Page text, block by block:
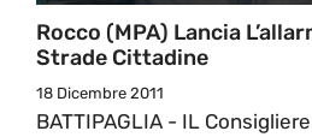
Rocco (MPA) Lancia
Strade Cittadine
18 Dicembre 2011
BATTIPAGLIA - IL